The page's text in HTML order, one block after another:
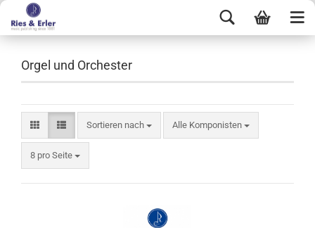
Orgel und Orchester
Sortieren nach Alle Komponisten
8 pro Seite